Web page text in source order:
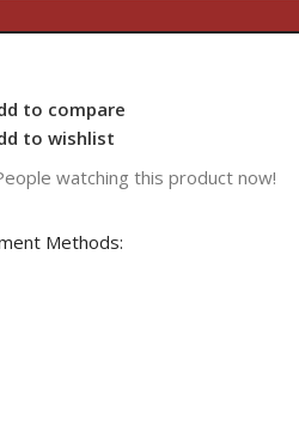
to compare
to wishlist
watching this product now!
Methods: